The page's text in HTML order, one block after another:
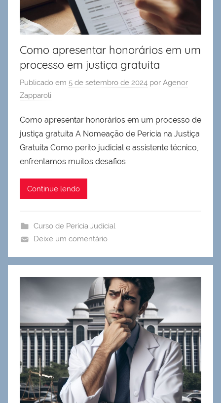
Como apresentar honorários em um
processo em justiça gratuita
Publicado em 5 de setembro de 2024 por Agenor
Zapparoli
Como apresentar honorários em um processo de
justiça gratuita A Nomeação de Perícia na Justiça
Gratuita Como perito judicial e assistente técnico,
enfrentamos muitos desafios
Continue lendo
Curso de Perícia Judicial
Deixe um comentário